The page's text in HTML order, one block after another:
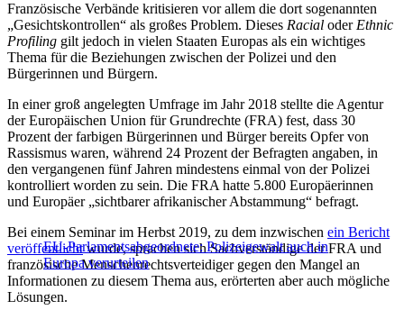
Französische Verbände kritisieren vor allem die dort sogenannten
„Gesichtskontrollen“ als großes Problem. Dieses Racial oder Ethnic
Profiling gilt jedoch in vielen Staaten Europas als ein wichtiges
Thema für die Beziehungen zwischen der Polizei und den
Bürgerinnen und Bürgern.
In einer groß angelegten Umfrage im Jahr 2018 stellte die Agentur
der Europäischen Union für Grundrechte (FRA) fest, dass 30
Prozent der farbigen Bürgerinnen und Bürger bereits Opfer von
Rassismus waren, während 24 Prozent der Befragten angaben, in
den vergangenen fünf Jahren mindestens einmal von der Polizei
kontrolliert worden zu sein. Die FRA hatte 5.800 Europäerinnen
und Europäer „sichtbarer afrikanischer Abstammung“ befragt.
EU-Parlamentsabgeordnete: Polizeigewalt auch in
Europa verurteilen
Bei einem Seminar im Herbst 2019, zu dem inzwischen ein Bericht
veröffentlichtwurde, sprachen sich Sachverständige der FRA und
französische Menschenrechtsverteidiger gegen den Mangel an
Informationen zu diesem Thema aus, erörterten aber auch mögliche
Lösungen.